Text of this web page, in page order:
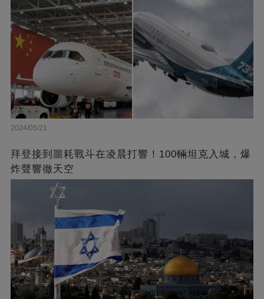
2024/05/21
拜登接到噩耗戰斗在凌晨打響！100輛坦克入城，爆
炸聲響徹天空